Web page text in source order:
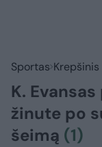
Sportas Krepšinis
K.
žinute po
šeimą (1)